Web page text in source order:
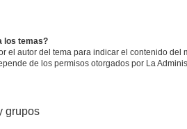
los temas?
el autor del tema para indicar el contenido del
de los permisos otorgados por La
grupos